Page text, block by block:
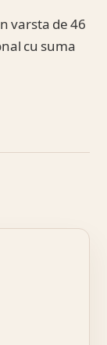
varsta de 46
cu suma